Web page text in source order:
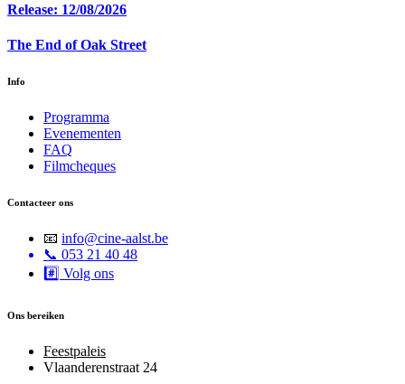
Release: 12/08/2026
The End of Oak Street
Info
Programma
Evenementen
FAQ
Filmcheques
Contacteer ons
📧 info@cine-aalst.be
📞 053 21 40 48
#️⃣ Volg ons
Ons bereiken
Feestpaleis
Vlaanderenstraat 24